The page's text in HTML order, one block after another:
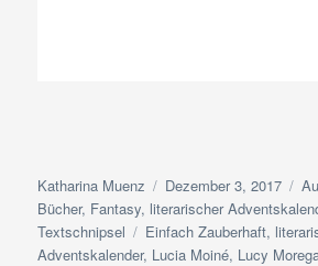
Autor
Katharina Muenz
Veröffentlicht
am
Dezember 3, 2017
Bücher, Fantasy, literarischer
Textschnipsel
Schlagwörter
Einfach Zauberhaft,
Adventskalender, Lucia Moiné, Lucy